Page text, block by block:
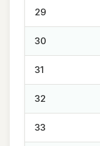
29
30
31
32
33